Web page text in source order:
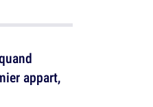
appart,